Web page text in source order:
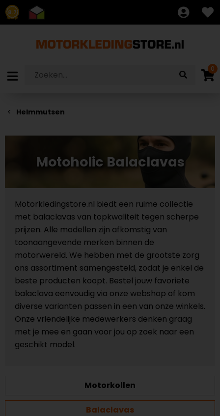
8.7
0
Helmmutsen
Motoholic Balaclavas
Motorkledingstore.nl biedt een ruime collectie
met balaclavas van topkwaliteit tegen scherpe
prijzen. Alle modellen zijn afkomstig van
toonaangevende merken binnen de
motorwereld. We hebben met de grootste zorg
ons assortiment samengesteld, zodat je enkel de
beste producten koopt. Bestel jouw favoriete
balaclava eenvoudig via onze webshop of kom
diverse varianten passen in een van onze winkels.
Onze vriendelijke medewerkers denken graag
met je mee en gaan voor jou op zoek naar een
geschikt model.
Motorkollen
Balaclavas